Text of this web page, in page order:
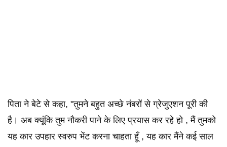
पिता ने बेटे से कहा, "तुमने बहुत अच्छे नंबरों से ग्रेजुएशन पूरी की
है। अब क्यूंकि तुम नौकरी पाने के लिए प्रयास कर रहे हो , मैं तुमको
यह कार उपहार स्वरुप भेंट करना चाहता हूँ , यह कार मैंने कई साल